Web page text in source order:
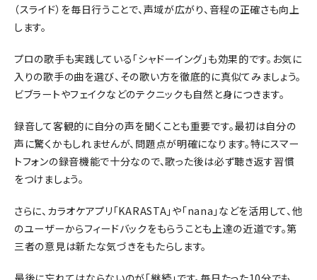
（スライド）を毎日行うことで、声域が広がり、音程の正確さも向上
します。
プロの歌手も実践している「シャドーイング」も効果的です。お気に
入りの歌手の曲を選び、その歌い方を徹底的に真似てみましょう。
ビブラートやフェイクなどのテクニックも自然と身につきます。
録音して客観的に自分の声を聞くことも重要です。最初は自分の
声に驚くかもしれませんが、問題点が明確になります。特にスマー
トフォンの録音機能で十分なので、歌った後は必ず聴き返す習慣
をつけましょう。
さらに、カラオケアプリ「KARASTA」や「nana」などを活用して、他
のユーザーからフィードバックをもらうことも上達の近道です。第
三者の意見は新たな気づきをもたらします。